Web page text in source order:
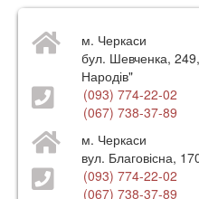
м. Черкаси
бул. Шевченка,
Народів"
(093) 774-22-02
(067) 738-37-89
м. Черкаси
вул. Благовісна,
(093) 774-22-02
(067) 738-37-89